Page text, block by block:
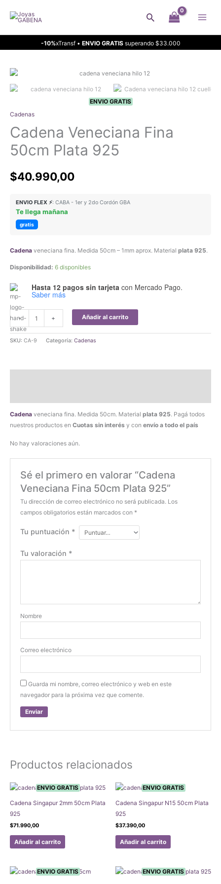
Buscar
-10%xTransf • ENVIO GRATISsuperando $33.000
ENVIO GRATIS
Cadenas
Cadena Veneciana Fina
50cm Plata 925
$40.990,00
ENVIO FLEX ⚡: CABA - 1er y 2do Cordón GBA
Te llega mañana
gratis
Cadena veneciana fina. Medida 50cm – 1mm aprox. Material plata 925.
Disponibilidad: 6 disponibles
Hasta 12 pagos sin tarjeta con Mercado Pago.
Saber más
-
Cadena
Veneciana
Fina
925
+ Añadir al carrito
SKU: CA-9 Categoría: Cadenas
Cadena veneciana fina. Medida 50cm. Material plata 925. Pagá todos
nuestros productos en Cuotas sin interés y con envío a todo el país
No hay valoraciones aún.
Sé el primero en valorar “Cadena
Veneciana Fina 50cm Plata 925”
Tu dirección de correo electrónico no será publicada. Los
campos obligatorios están marcados con *
Tu puntuación *
Tu valoración *
Nombre
Correo electrónico
Guarda mi nombre, correo electrónico y web en este
navegador para la próxima vez que comente.
Productos relacionados
ENVIO GRATIS
Cadena Singapur 2mm 50cm Plata
925
$71.990,00
Añadir al carrito
ENVIO GRATIS
Cadena Singapur N15 50cm Plata
925
$37.390,00
Añadir al carrito
ENVIO GRATIS ENVIO GRATIS